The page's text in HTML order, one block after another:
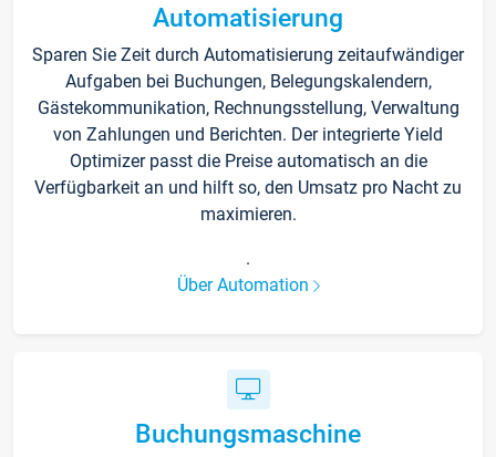
Automatisierung
Sparen Sie Zeit durch Automatisierung zeitaufwändiger
Aufgaben bei Buchungen, Belegungskalendern,
Gästekommunikation, Rechnungsstellung, Verwaltung
von Zahlungen und Berichten. Der integrierte Yield
Optimizer passt die Preise automatisch an die
Verfügbarkeit an und hilft so, den Umsatz pro Nacht zu
maximieren.
.
Über Automation
Buchungsmaschine